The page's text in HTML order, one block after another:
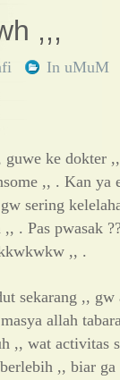
,,,
In uMuM
ke dokter
,, . Kan ya
sering
. Pas pwasak
,, .
sekarang ,,
allah
,, wat activitas
,, biar